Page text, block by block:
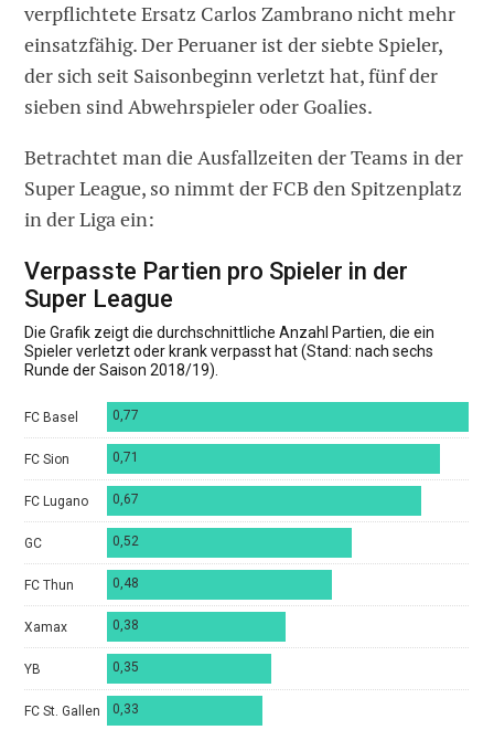
verpflichtete Ersatz Carlos Zambrano nicht mehr
einsatzfähig. Der Peruaner ist der siebte Spieler,
der sich seit Saisonbeginn verletzt hat, fünf der
sieben sind Abwehrspieler oder Goalies.
Betrachtet man die Ausfallzeiten der Teams in der
Super League, so nimmt der FCB den Spitzenplatz
in der Liga ein: